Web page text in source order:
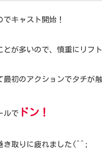
キャスト開始！
とが多いので、慎重にリフ
最初のアクションでタチが
ルで ドン！
き取りに疲れました(^^;